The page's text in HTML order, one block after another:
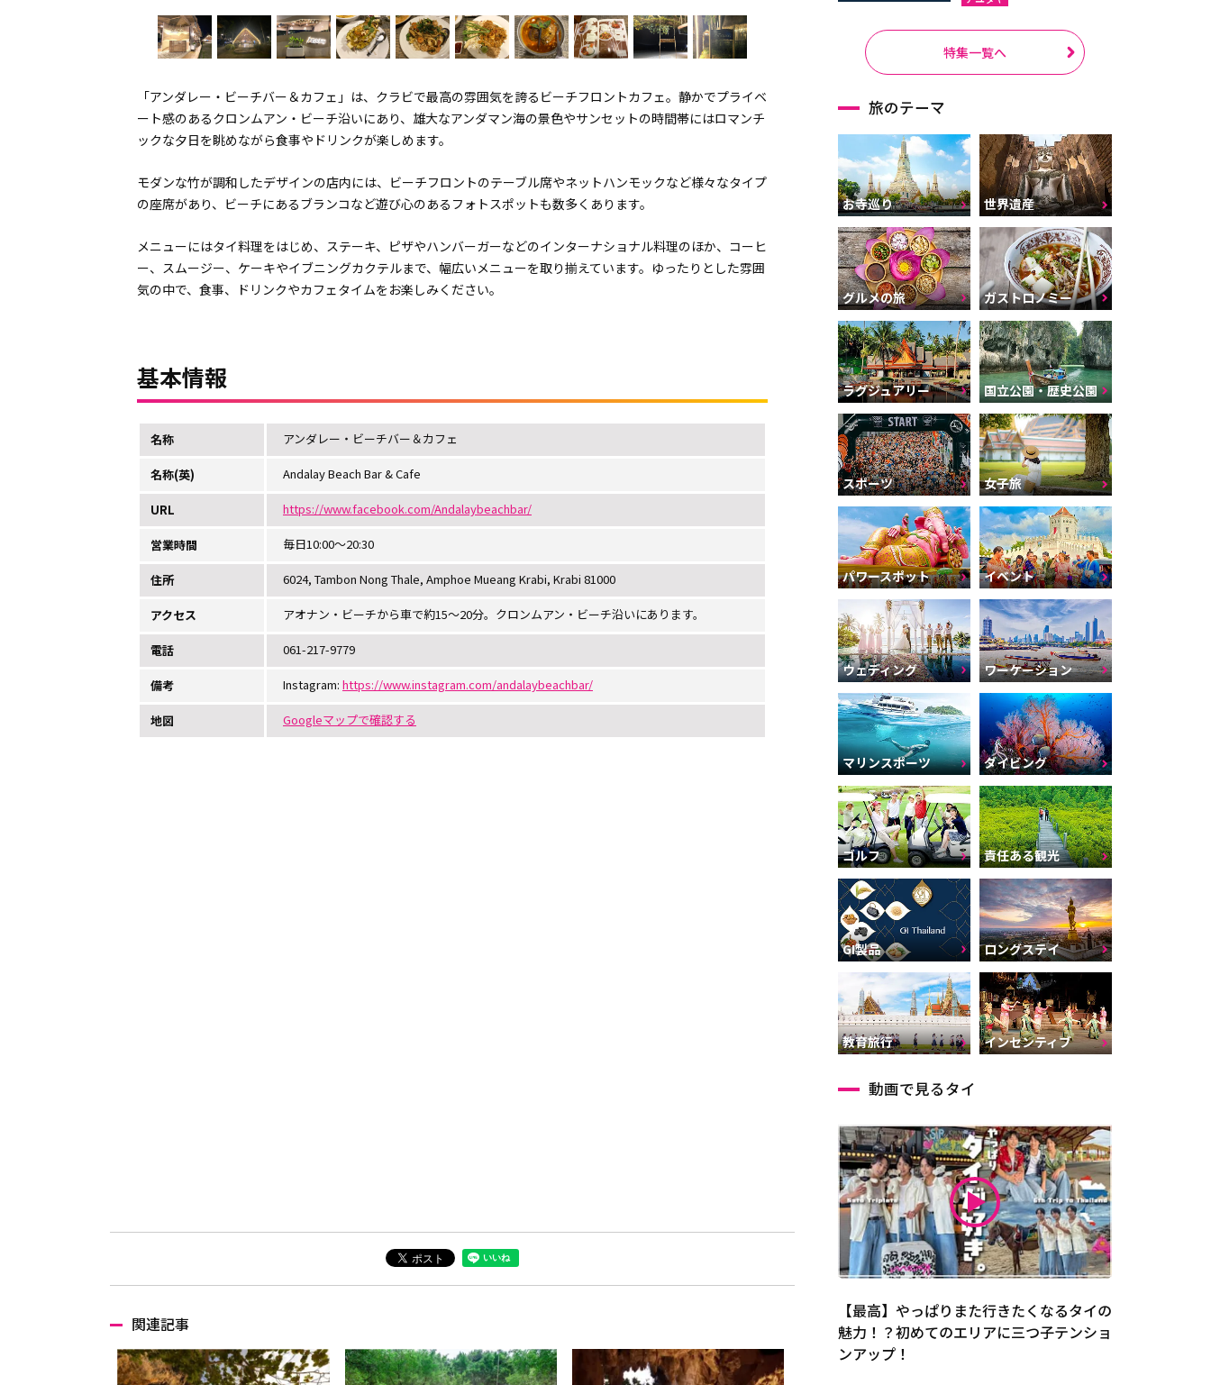
「アンダレー・ビーチバー＆カフェ」は、クラビで最高の雰囲気を誇るビーチフロントカフェ。静かでプライベ
ート感のあるクロンムアン・ビーチ沿いにあり、雄大なアンダマン海の景色やサンセットの時間帯にはロマンチ
ックな夕日を眺めながら食事やドリンクが楽しめます。
モダンな竹が調和したデザインの店内には、ビーチフロントのテーブル席やネットハンモックなど様々なタイプ
の座席があり、ビーチにあるブランコなど遊び心のあるフォトスポットも数多くあります。
メニューにはタイ料理をはじめ、ステーキ、ピザやハンバーガーなどのインターナショナル料理のほか、コーヒ
ー、スムージー、ケーキやイブニングカクテルまで、幅広いメニューを取り揃えています。ゆったりとした雰囲
気の中で、食事、ドリンクやカフェタイムをお楽しみください。
基本情報
名称 アンダレー・ビーチバー＆カフェ
名称(英) Andalay Beach Bar & Cafe
URL https://www.facebook.com/Andalaybeachbar/
営業時間 毎日10:00～20:30
住所 6024, Tambon Nong Thale, Amphoe Mueang Krabi, Krabi 81000
アクセス アオナン・ビーチから車で約15～20分。クロンムアン・ビーチ沿いにあります。
電話 061-217-9779
備考 Instagram: https://www.instagram.com/andalaybeachbar/
地図 Googleマップで確認する
関連記事
特集一覧へ
旅のテーマ
お寺巡り 世界遺産
グルメの旅 ガストロノミー
ラグジュアリー 国立公園・歴史公園
スポーツ 女子旅
パワースポット イベント
ウェディング ワーケーション
マリンスポーツ ダイビング
ゴルフ 責任ある観光
GI製品 ロングステイ
教育旅行 インセンティブ
動画で見るタイ
【最高】やっぱりまた行きたくなるタイの
魅力！？初めてのエリアに三つ子テンショ
ンアップ！